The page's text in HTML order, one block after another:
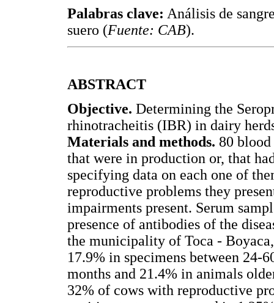
Palabras clave: Análisis de
suero (Fuente: CAB).
ABSTRACT
Objective. Determining the
rhinotracheitis (IBR) in dairy
Materials and methods. 80
that were in production or, that
specifying data on each one of
reproductive problems they
impairments present. Serum
presence of antibodies of the
the municipality of Toca -
17.9% in specimens between 24-
months and 21.4% in animals
32% of cows with reproductive